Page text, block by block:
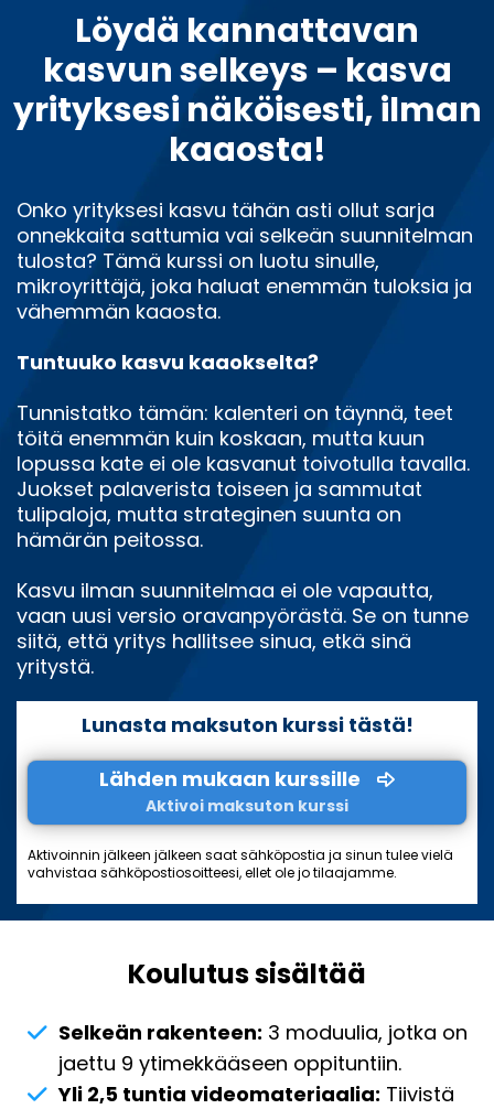
Löydä kannattavan
kasvun selkeys – kasva
yrityksesi näköisesti, ilman
kaaosta!
Onko yrityksesi kasvu tähän asti ollut sarja
onnekkaita sattumia vai selkeän suunnitelman
tulosta? Tämä kurssi on luotu sinulle,
mikroyrittäjä, joka haluat enemmän tuloksia ja
vähemmän kaaosta.
Tuntuuko kasvu kaaokselta?
Tunnistatko tämän: kalenteri on täynnä, teet
töitä enemmän kuin koskaan, mutta kuun
lopussa kate ei ole kasvanut toivotulla tavalla.
Juokset palaverista toiseen ja sammutat
tulipaloja, mutta strateginen suunta on
hämärän peitossa.
Kasvu ilman suunnitelmaa ei ole vapautta,
vaan uusi versio oravanpyörästä. Se on tunne
siitä, että yritys hallitsee sinua, etkä sinä
yritystä.
Lunasta maksuton kurssi tästä!
Lähden mukaan kurssille
Aktivoi maksuton kurssi
Aktivoinnin jälkeen jälkeen saat sähköpostia ja sinun tulee vielä
vahvistaa sähköpostiosoitteesi, ellet ole jo tilaajamme.
Koulutus sisältää
Selkeän rakenteen: 3 moduulia, jotka on
jaettu 9 ytimekkääseen oppituntiin.
Yli 2,5 tuntia videomateriaalia: Tiivistä